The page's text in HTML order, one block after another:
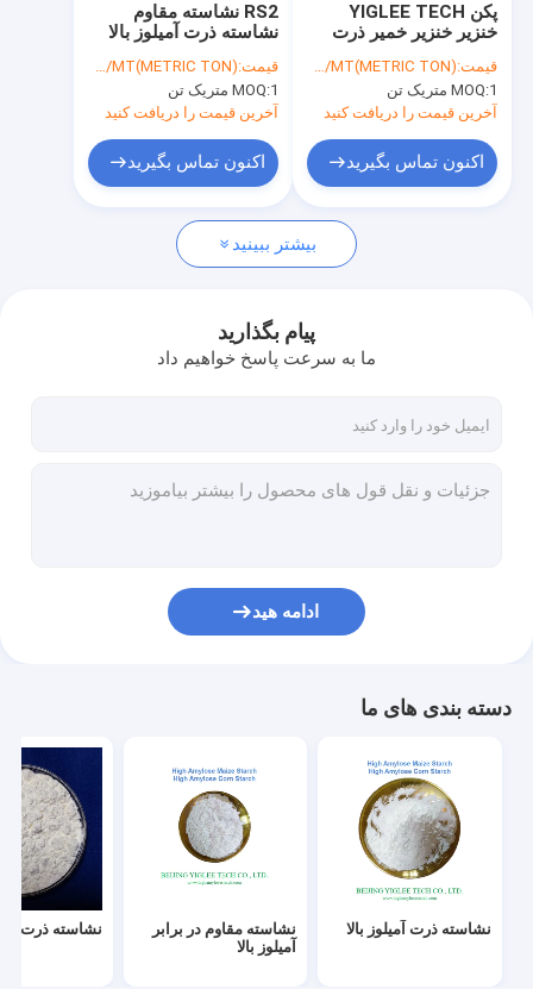
تماس با ما
اخبار
همه موارد
نشاسته مقاوم در برابر آمیلوز بالا
نشاسته ذرت آمیلوز بالا
نشاسته مقاوم RS2
نشاسته اصلاح شده
RS2 نشاسته مقاوم
نشاسته ذرت آمیلوز بالا
HAMS برای پری بیوتیک
ها
قیمت:USD/MT(METRIC TON)
MOQ:1 متریک تن
آخرین قیمت را دریافت کنید
اکنون تماس بگیرید
پکن YIGLEE TECH
خنزیر خنزیر خمیر ذرت
خمیر آميلوزی بالا
مقاوم
قیمت:USD/MT(METRIC TON)
MOQ:1 متریک تن
آخرین قیمت را دریافت کنید
اکنون تماس بگیرید
بیشتر ببینید
پیام بگذارید
ما به سرعت پاسخ خواهیم داد
ادامه هید
دسته بندی های ما
نشاسته ذرت آمیلوز بالا
نشاسته مقاوم در برابر
آمیلوز بالا
نشاسته ذرت